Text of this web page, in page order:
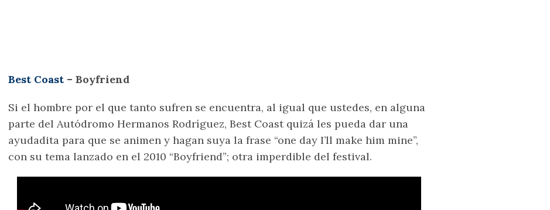
Best Coast – Boyfriend
Si el hombre por el que tanto sufren se encuentra, al igual que ustedes, en alguna
parte del Autódromo Hermanos Rodríguez, Best Coast quizá les pueda dar una
ayudadita para que se animen y hagan suya la frase “one day I’ll make him mine”,
con su tema lanzado en el 2010 “Boyfriend”; otra imperdible del festival.